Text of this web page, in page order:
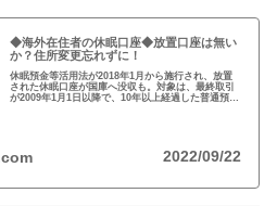
◆海外在住者の休眠口座◆放置口座は無い
か？住所変更忘れずに！
休眠預金等活用法が2018年1月から施行され、放置
された休眠口座が国庫へ没収も。対象は、最終取引
が2009年1月1日以降で、10年以上経過した普通預
2022/09/22